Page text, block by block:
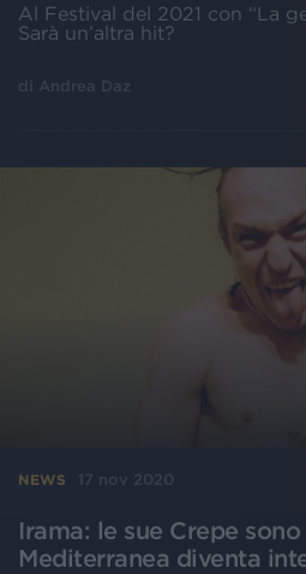
Al Festival del 2021 con “La
Sarà un’altra hit?
di Andrea Daz
NEWS 17 nov 2020
Irama: le sue Crepe
Mediterranea diventa